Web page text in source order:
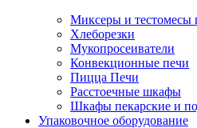
Миксеры и тестомесы
Хлеборезки
Мукопросеиватели
Конвекционные печи
Пицца Печи
Расстоечные шкафы
Шкафы пекарские и
Упаковочное оборудование